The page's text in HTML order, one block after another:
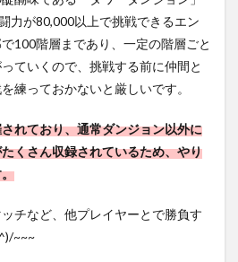
力が80,000以上で挑戦できるエン
100階層まであり、一定の階層ごと
ていくので、挑戦する前に仲間と
練っておかないと厳しいです。
れており、通常ダンジョン以外に
くさん収録されているため、やり
チなど、他プレイヤーとで勝負す
~~~